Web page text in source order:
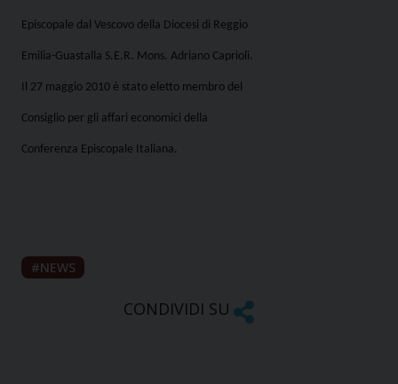
Episcopale dal Vescovo della Diocesi di Reggio
Emilia-Guastalla S.E.R. Mons. Adriano Caprioli.
Il 27 maggio 2010 è stato eletto membro del
Consiglio per gli affari economici della
Conferenza Episcopale Italiana.
NEWS
CONDIVIDI SU